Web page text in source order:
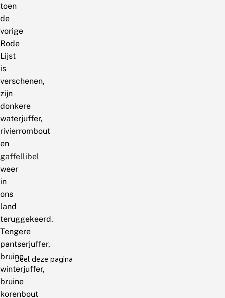
toen
de
vorige
Rode
Lijst
is
verschenen,
zijn
donkere
waterjuffer,
rivierrombout
en
gaffellibel
weer
in
ons
land
teruggekeerd.
Tengere
pantserjuffer,
bruine
winterjuffer,
bruine
korenbout
Deel deze pagina